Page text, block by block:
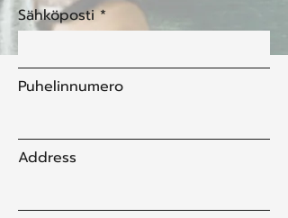
Sähköposti
Puhelinnumero
Address